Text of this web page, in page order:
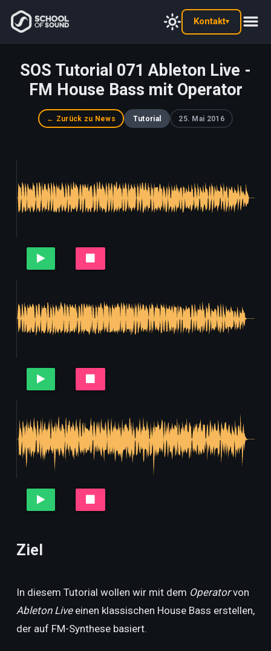
Kontakt▾
SOS Tutorial 071 Ableton Live -
FM House Bass mit Operator
← Zurück zu News Tutorial 25. Mai 2016
Ziel
In diesem Tutorial wollen wir mit dem Operatorvon
Ableton Liveeinen klassischen House Bass erstellen,
der auf FM-Synthese basiert.